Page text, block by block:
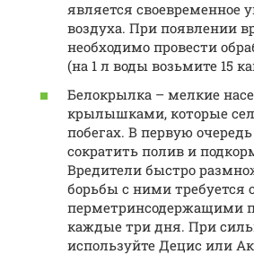
является своевременное
воздуха. При появлении
необходимо провести
(на 1 л воды возьмите 15
Белокрылка – мелкие
крылышками, которые
побегах. В первую
сократить полив и
Вредители быстро
борьбы с ними требуется
перметринсодержащими
каждые три дня. При
используйте Децис или